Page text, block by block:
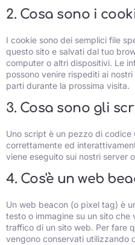
2. Cosa sono i
I cookie sono dei semplici file
questo sito e salvati dal tuo
computer o altri dispositivi. Le
possono venire rispediti ai
parti durante la prossima visita.
3. Cosa sono gli
Uno script è un pezzo di
correttamente ed
viene eseguito sui nostri server
4. Cos'è un web
Un web beacon (o pixel tag) è
testo o immagine su un sito che
traffico di un sito web. Per fare
vengono conservati utilizzando